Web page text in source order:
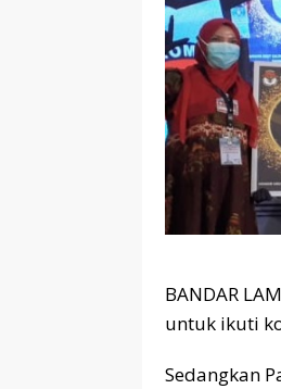
BANDAR
untuk ikuti
Sedangkan